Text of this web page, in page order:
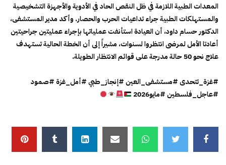
المعدات الطبية اللازمة في ظل النقص الحاد في الأدوية والأجهزة التشخيصية
والمستهلكات الطبية جراء تداعيات الحرب والحصار. وأكد مدير المستشفى،
الدكتور حسام داود، أن العيادة استأنفت عملياتها بإجراء عمليتين جراحيتين
أعادتا الأمل لمرضى انتظروا لسنوات، مشيراً إلى أن الخطة الحالية تستهدف
علاج نحو 50 حالة مدرجة على قوائم الانتظار الطويلة.
#غزة_تتحدى #مستشفى_العين #إنجاز_طبي #أمل_غزة #صمود
#عاجل_فلسطين #مايو2026